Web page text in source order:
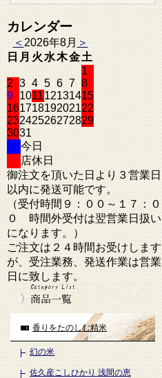
カレンダー
＜2026年8月＞
日月火水木金土
1
2 3 4 5 6 7 8
9 101112131415
16171819202122
23242526272829
3031
今日
店休日
御注文を頂いた日より３営業日
以内に発送可能です。
（受付時間９：００～１７：０
０ 時間外受付は翌営業日扱い
になります。）
ご注文は２４時間お受けします
が、受注業務、発送作業は営業
日に致します。
香りをたのしむ精米
幻の米
佐久産こしひかり 浅間の恵